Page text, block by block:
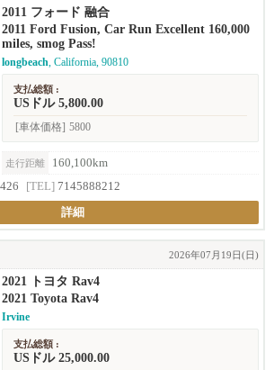
2011 フォード 融合
2011 Ford Fusion, Car Run Excellent 160,000
miles, smog Pass!
longbeach, California, 90810
支払総額 :
USドル 5,800.00
[車体価格] 5800
走行距離
160,100km
[TEL] 7145888212
詳細
2026年07月19日(日)
2021 トヨタ Rav4
2021 Toyota Rav4
Irvine
支払総額 :
USドル 25,000.00